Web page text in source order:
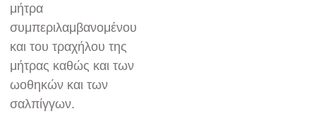
μήτρα
συμπεριλαμβανομένου
και του τραχήλου της
μήτρας καθώς και των
ωοθηκών και των
σαλπίγγων.